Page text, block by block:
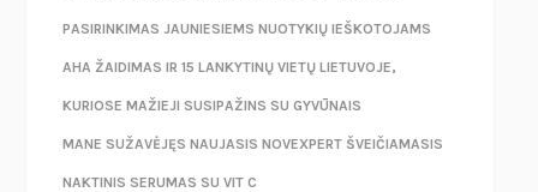
PASIRINKIMAS JAUNIESIEMS NUOTYKIŲ IEŠKOTOJAMS
AHA ŽAIDIMAS IR 15 LANKYTINŲ VIETŲ LIETUVOJE,
KURIOSE MAŽIEJI SUSIPAŽINS SU GYVŪNAIS
MANE SUŽAVĖJĘS NAUJASIS NOVEXPERT ŠVEIČIAMASIS
NAKTINIS SERUMAS SU VIT C